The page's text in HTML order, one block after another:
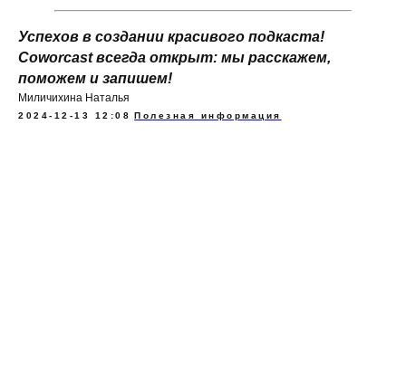
Успехов в создании красивого подкаста!
Coworcast всегда открыт: мы расскажем,
поможем и запишем!
Миличихина Наталья
2024-12-13 12:08 Полезная информация